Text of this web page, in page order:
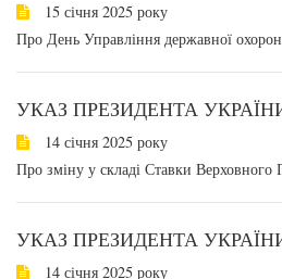
15 січня 2025 року
Про День Управління державної
УКАЗ ПРЕЗИДЕНТА
14 січня 2025 року
Про зміну у складі Ставки Верховного
УКАЗ ПРЕЗИДЕНТА
14 січня 2025 року